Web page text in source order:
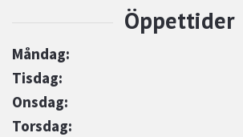
Måndag:
Tisdag:
Onsdag:
Torsdag: